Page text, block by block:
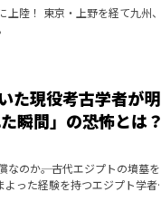
陸！ 東京・上野を経て九州、
た現役考古学者が明
瞬間」の恐怖とは？
のか――。古代エジプトの墳墓を
った経験を持つエジプト学者